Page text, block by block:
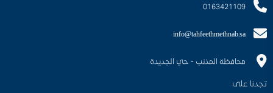
0163421109
info@tahfeethmethnab.sa
محافظة المذنب - حي الجديدة
تجدنا على